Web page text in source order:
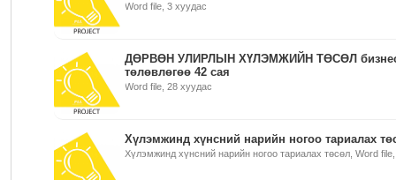
Word file, 3 хуудас
ДӨРВӨН УЛИРЛЫН ХҮЛЭМЖИЙН ТӨСӨЛ
төлөвлөгөө 42 сая
Word file, 28 хуудас
Хүлэмжинд хүнсний нарийн ногоо тариалах
Хүлэмжинд хүнсний нарийн ногоо тариалах төсөл, Word